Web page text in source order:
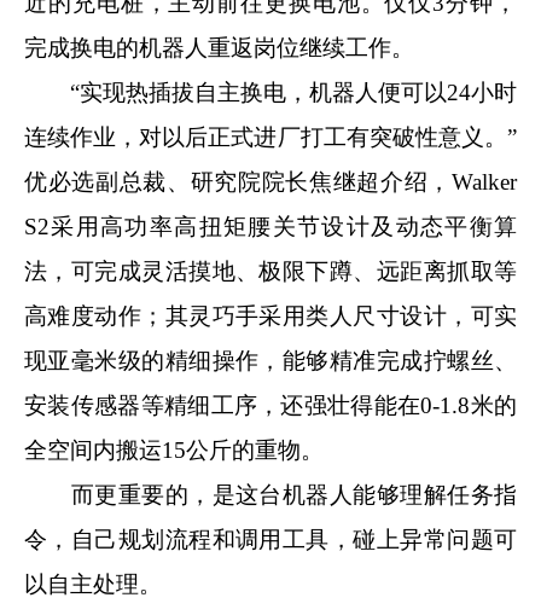
完成换电的机器人重返岗位继续工作。
“实现热插拔自主换电，机器人便可以24小时
连续作业，对以后正式进厂打工有突破性意义。”
优必选副总裁、研究院院长焦继超介绍，Walker
S2采用高功率高扭矩腰关节设计及动态平衡算
法，可完成灵活摸地、极限下蹲、远距离抓取等
高难度动作；其灵巧手采用类人尺寸设计，可实
现亚毫米级的精细操作，能够精准完成拧螺丝、
安装传感器等精细工序，还强壮得能在0-1.8米的
全空间内搬运15公斤的重物。
而更重要的，是这台机器人能够理解任务指
令，自己规划流程和调用工具，碰上异常问题可
以自主处理。